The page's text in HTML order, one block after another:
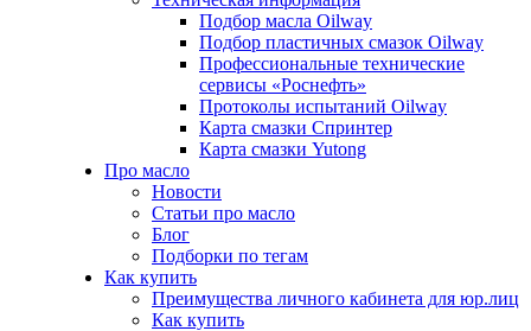
Подбор масла Oilway
Подбор пластичных смазок Oilway
Профессиональные технические
сервисы «Роснефть»
Протоколы испытаний Oilway
Карта смазки Спринтер
Карта смазки Yutong
Про масло
Новости
Статьи про масло
Блог
Подборки по тегам
Как купить
Преимущества личного кабинета для юр.лиц
Как купить